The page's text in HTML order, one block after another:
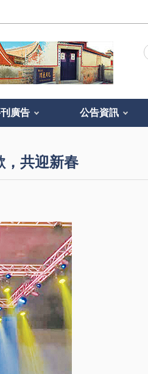
廣告 公告資訊
，共迎新春